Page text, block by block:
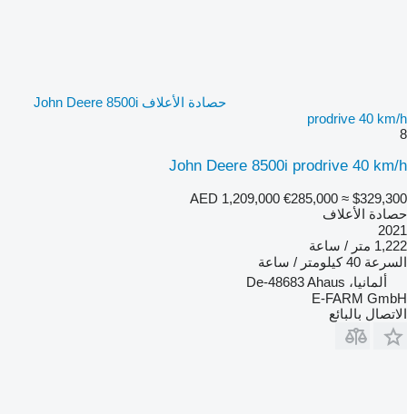
حصادة الأعلاف John Deere 8500i
prodrive 40 km/h
8
John Deere 8500i prodrive 40 km/h
AED 1,209,000 €285,000 ≈ $329,300
حصادة الأعلاف
2021
1,222 متر / ساعة
السرعة 40 كيلومتر / ساعة
ألمانيا، De-48683 Ahaus
E-FARM GmbH
الاتصال بالبائع